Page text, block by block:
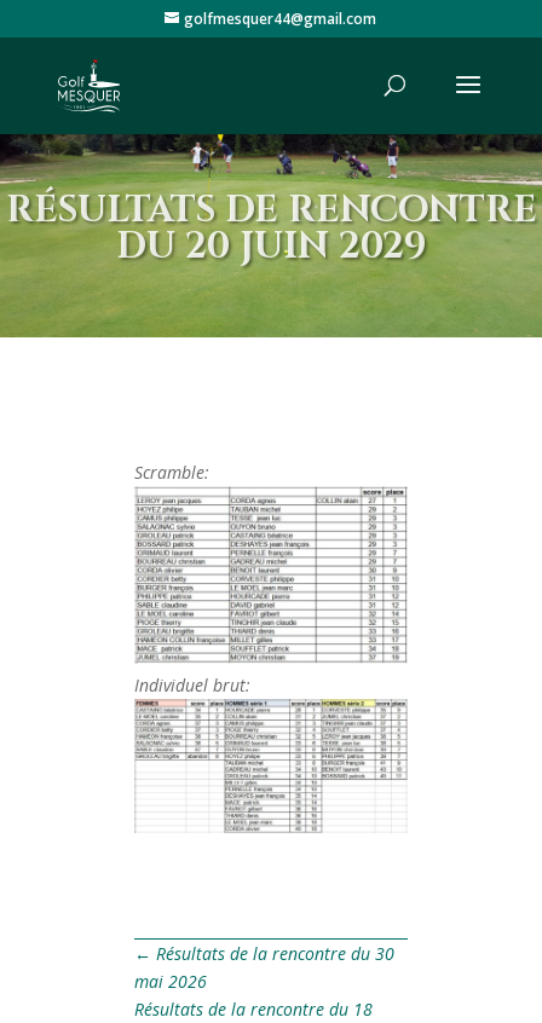
golfmesquer44@gmail.com
RÉSULTATS DE RENCONTRE
DU 20 JUIN 2029
Scramble:
Individuel brut:
← Résultats de la rencontre du 30
mai 2026
Résultats de la rencontre du 18